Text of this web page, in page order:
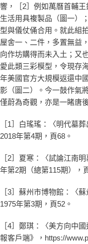
響，［2］例如萬曆首輔
生活用具複製品（圖一）
型與儀仗俑合用。就此組
屋舍一、二件，多置無益
向作坊購得而未入土；又
愛此類三彩模型，令現存
年美國官方大規模返還中
影（圖二）。今一鼓作氣
僅蔚為奇觀，亦是一睹唐
［1］白瑤瑤：〈明代墓
2018年第4期，頁68。
［2］夏寒：〈試論江南
年第2期（總第115期），
［3］蘇州市博物館：〈
1975年第3期，頁52。
［4］鄭琪：〈美方向中
報客戶端》，https://